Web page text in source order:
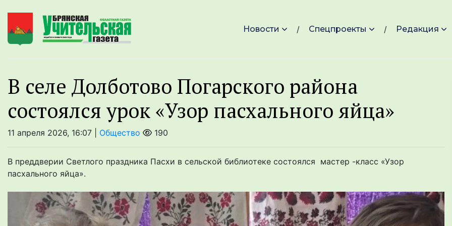
Новости Спецпроекты Редакция
В селе Долботово Погарского района
состоялся урок «Узор пасхального яйца»
11 апреля 2026, 16:07 | Общество 190
В преддверии Светлого праздника Пасхи в сельской библиотеке состоялся мастер -класс «Узор
пасхального яйца».